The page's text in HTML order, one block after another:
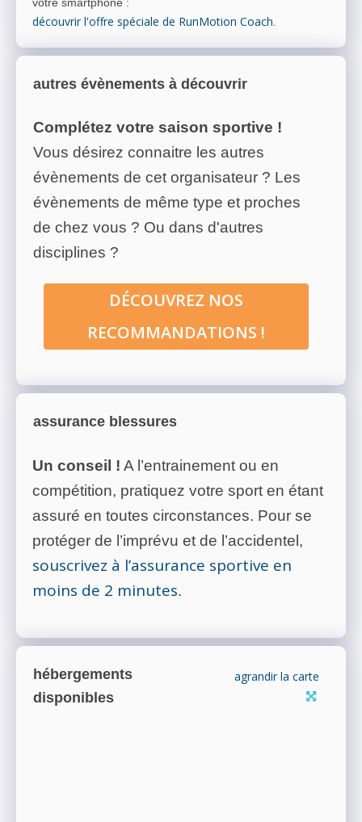
découvrir l'offre spéciale de RunMotion Coach
autres évènements à découvrir
Complétez votre saison sportive !
Vous désirez connaitre les autres
évènements de cet organisateur ? Les
évènements de même type et proches
de chez vous ? Ou dans d'autres
disciplines ?
DÉCOUVREZ NOS
RECOMMANDATIONS !
assurance blessures
Un conseil ! A l’entrainement ou en
compétition, pratiquez votre sport en étant
assuré en toutes circonstances. Pour se
protéger de l’imprévu et de l’accidentel,
souscrivez à l’assurance sportive en
moins de 2 minutes.
hébergements
disponibles
agrandir la carte